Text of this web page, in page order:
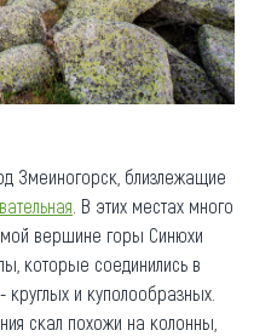
Змеиногорск, близлежащие
. В этих местах много
вершине горы Синюхи
которые соединились в
и куполообразных.
скал похожи на колонны,